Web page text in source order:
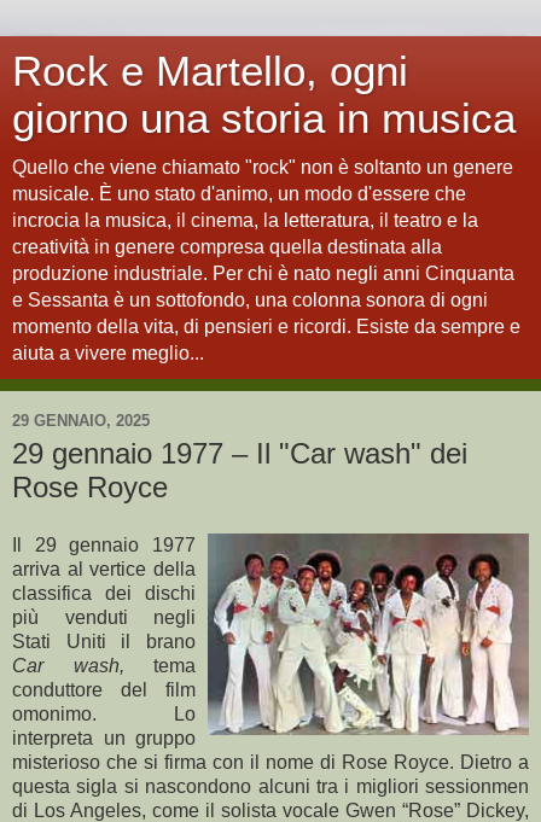
Rock e Martello, ogni
giorno una storia in musica
Quello che viene chiamato "rock" non è soltanto un genere
musicale. È uno stato d'animo, un modo d'essere che
incrocia la musica, il cinema, la letteratura, il teatro e la
creatività in genere compresa quella destinata alla
produzione industriale. Per chi è nato negli anni Cinquanta
e Sessanta è un sottofondo, una colonna sonora di ogni
momento della vita, di pensieri e ricordi. Esiste da sempre e
aiuta a vivere meglio...
29 GENNAIO, 2025
29 gennaio 1977 – Il "Car wash" dei
Rose Royce
Il 29 gennaio 1977
arriva al vertice della
classifica dei dischi
più venduti negli
Stati Uniti il brano
Car wash, tema
conduttore del film
omonimo. Lo
interpreta un gruppo
misterioso che si firma con il nome di Rose Royce. Dietro a
questa sigla si nascondono alcuni tra i migliori sessionmen
di Los Angeles, come il solista vocale Gwen “Rose” Dickey,